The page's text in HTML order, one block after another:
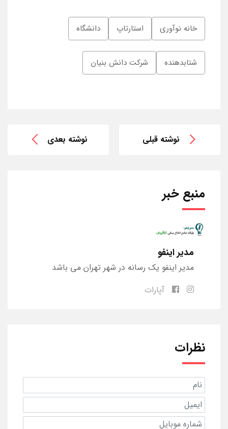
خانه نوآوری استارتاپ دانشگاه
شتابدهنده شرکت دانش بنیان
نوشته قبلی نوشته بعدی
منبع خبر
مدیر اینفو
مدیر اینفو یک رسانه در شهر تهران می باشد
آپارات
نظرات